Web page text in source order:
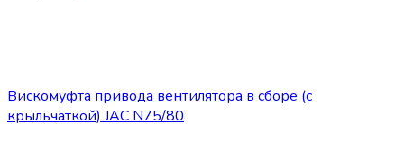
Вискомуфта привода вентилятора в сборе (с
крыльчаткой) JAC N75/80